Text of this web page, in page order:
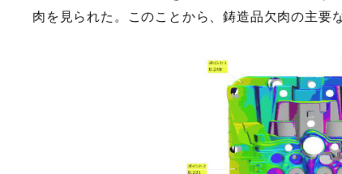
肉を見られた。このことから、鋳造品欠肉の主要